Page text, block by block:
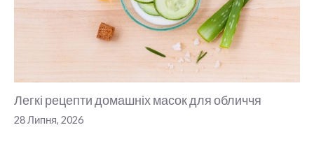
Легкі рецепти домашніх масок для обличчя
28 Липня, 2026